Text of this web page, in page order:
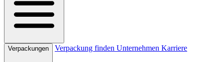
Verpackungen Verpackung finden Unternehmen Karriere